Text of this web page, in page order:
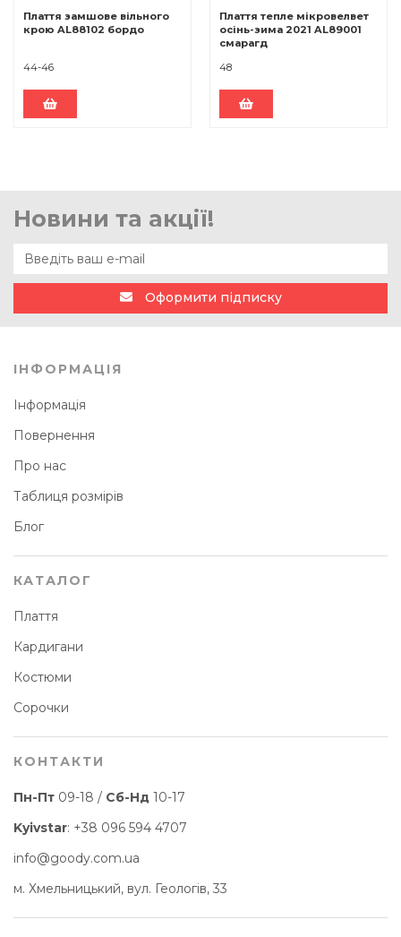
Плаття замшове вільного
крою AL88102 бордо
44-46
Плаття тепле мікровелвет
осінь-зима 2021 AL89001
смарагд
48
Новини та акції!
Оформити підписку
ІНФОРМАЦІЯ
Інформація
Повернення
Про нас
Таблиця розмірів
Блог
КАТАЛОГ
Плаття
Кардигани
Костюми
Сорочки
КОНТАКТИ
Пн-Пт 09-18 / Сб-Нд 10-17
Kyivstar: +38 096 594 4707
info@goody.com.ua
м. Хмельницький, вул. Геологів, 33